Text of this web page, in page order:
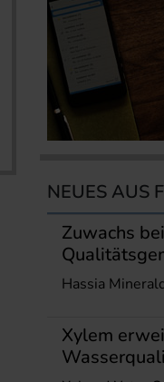
NEUES AUS
Zuwachs bei
Hassia
Xylem